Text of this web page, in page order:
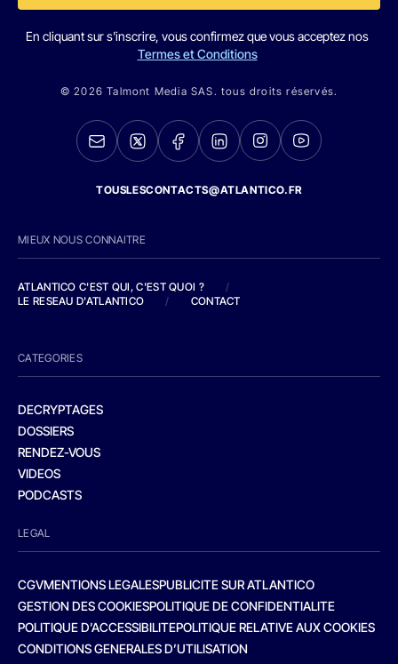
En cliquant sur s'inscrire, vous confirmez que vous acceptez nos
Termes et Conditions
© 2026 Talmont Media SAS. tous droits réservés.
TOUSLESCONTACTS@ATLANTICO.FR
MIEUX NOUS CONNAITRE
ATLANTICO C'EST QUI, C'EST QUOI ?
/
LE RESEAU D'ATLANTICO
/ CONTACT
CATEGORIES
DECRYPTAGES
DOSSIERS
RENDEZ-VOUS
VIDEOS
PODCASTS
LEGAL
CGVMENTIONS LEGALESPUBLICITE SUR ATLANTICO
GESTION DES COOKIESPOLITIQUE DE CONFIDENTIALITE
POLITIQUE D’ACCESSIBILITEPOLITIQUE RELATIVE AUX COOKIES
CONDITIONS GENERALES D’UTILISATION